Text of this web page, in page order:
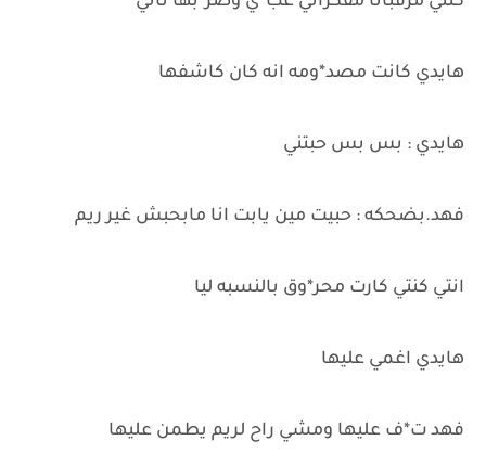
هايدي كانت مصد*ومه انه كان كاشفها
هايدي : بس بس حبتني
فهد.بضحكه : حبيت مين يابت انا مابحبش غير ريم
انتي كنتي كارت محر*وق بالنسبه ليا
هايدي اغمي عليها
فهد ت*ف عليها ومشي راح لريم يطمن عليها